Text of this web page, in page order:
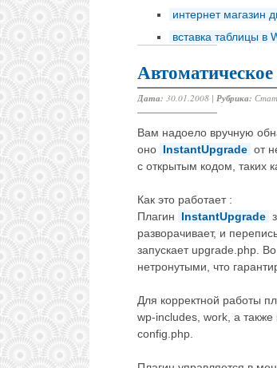
интернет магазин
вставка таблицы в
Дата: 30.01.2008 | Рубрика:
Вам надоело вручную
оно InstantUpgrade от
с открытым кодом, таких
Как это работает :
Плагин
InstantUpgrade
разворачивает, и
запускает upgrade.php.
нетронутыми, что
Для корректной работы
wp-includes, work, а
config.php.